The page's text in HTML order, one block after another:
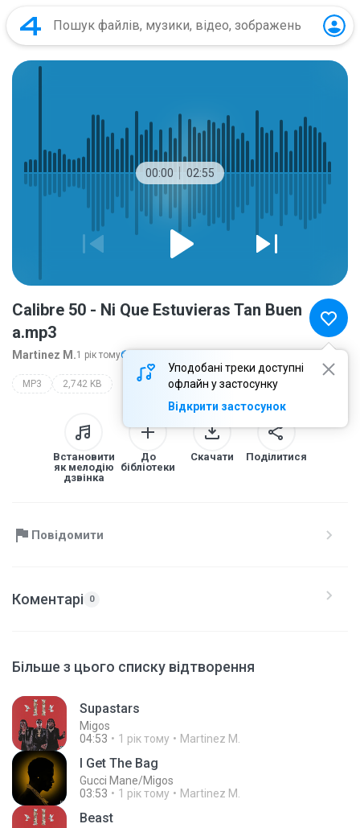
00:00 02:55
Уподобані треки доступні
офлайн у застосунку
Відкрити застосунок
Calibre 50 - Ni Que Estuvieras Tan Buen
a.mp3
Martinez M.1 рік томубільше...
MP3 2,742 KB
Встановити
як мелодію
дзвінка
До
бібліотеки
Скачати Поділитися
Повідомити
Коментарі 0
Більше з цього списку відтворення
Supastars
Migos
04:53
1 рік тому Martinez M.
I Get The Bag
Gucci Mane/Migos
03:53
1 рік тому Martinez M.
Beast